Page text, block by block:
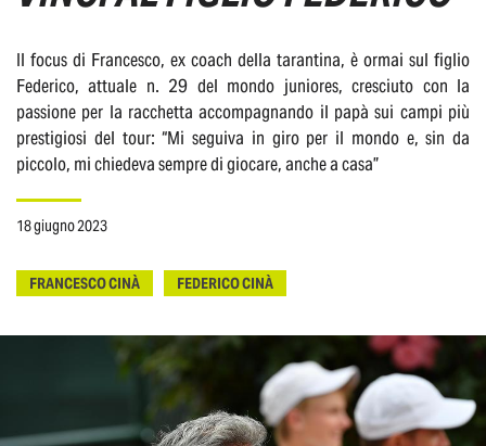
Il focus di Francesco, ex coach della tarantina, è ormai sul figlio
Federico, attuale n. 29 del mondo juniores, cresciuto con la
passione per la racchetta accompagnando il papà sui campi più
prestigiosi del tour: “Mi seguiva in giro per il mondo e, sin da
piccolo, mi chiedeva sempre di giocare, anche a casa”
18 giugno 2023
FRANCESCO CINÀ FEDERICO CINÀ